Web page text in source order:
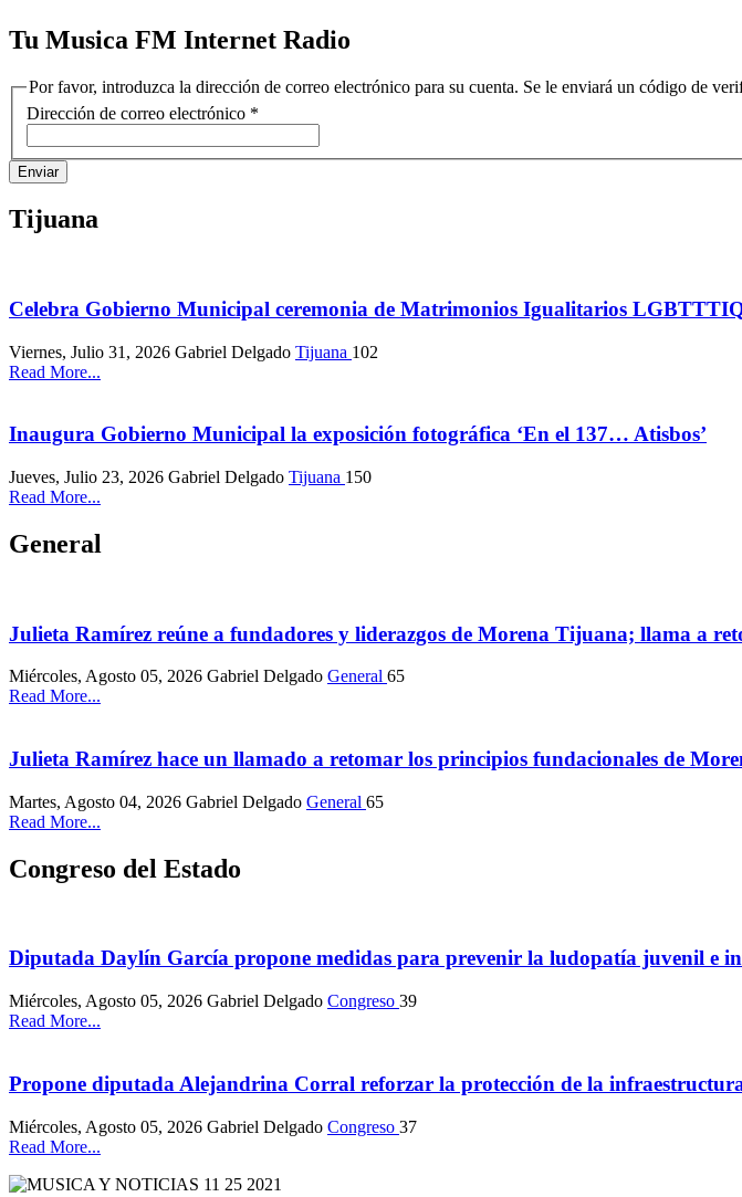
Tu Musica FM Internet Radio
Por favor, introduzca la dirección de correo electrónico para su cuenta. Se le enviará un código de
Dirección de correo electrónico *
Enviar
Tijuana
Celebra Gobierno Municipal ceremonia de Matrimonios Igualitarios
Viernes, Julio 31, 2026 Gabriel Delgado Tijuana 102
Read More...
Inaugura Gobierno Municipal la exposición fotográfica ‘En el 137… Atisbos’
Jueves, Julio 23, 2026 Gabriel Delgado Tijuana 150
Read More...
General
Julieta Ramírez reúne a fundadores y liderazgos de Morena Tijuana; llama a
Miércoles, Agosto 05, 2026 Gabriel Delgado General 65
Read More...
Julieta Ramírez hace un llamado a retomar los principios fundacionales de
Martes, Agosto 04, 2026 Gabriel Delgado General 65
Read More...
Congreso del Estado
Diputada Daylín García propone medidas para prevenir la ludopatía juvenil e
Miércoles, Agosto 05, 2026 Gabriel Delgado Congreso 39
Read More...
Propone diputada Alejandrina Corral reforzar la protección de la
Miércoles, Agosto 05, 2026 Gabriel Delgado Congreso 37
Read More...